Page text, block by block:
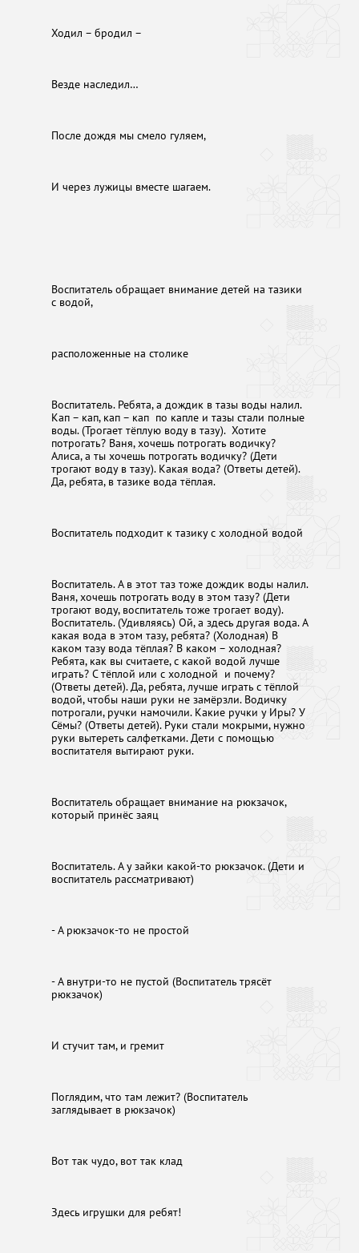
Ходил – бродил –
Везде наследил…
После дождя мы смело гуляем,
И через лужицы вместе шагаем.
Воспитатель обращает внимание детей на тазики
с водой,
расположенные на столике
Воспитатель. Ребята, а дождик в тазы воды налил.
Кап – кап, кап – кап по капле и тазы стали полные
воды. (Трогает тёплую воду в тазу). Хотите
потрогать? Ваня, хочешь потрогать водичку?
Алиса, а ты хочешь потрогать водичку? (Дети
трогают воду в тазу). Какая вода? (Ответы детей).
Да, ребята, в тазике вода тёплая.
Воспитатель подходит к тазику с холодной водой
Воспитатель. А в этот таз тоже дождик воды налил.
Ваня, хочешь потрогать воду в этом тазу? (Дети
трогают воду, воспитатель тоже трогает воду).
Воспитатель. (Удивляясь) Ой, а здесь другая вода. А
какая вода в этом тазу, ребята? (Холодная) В
каком тазу вода тёплая? В каком – холодная?
Ребята, как вы считаете, с какой водой лучше
играть? С тёплой или с холодной и почему?
(Ответы детей). Да, ребята, лучше играть с тёплой
водой, чтобы наши руки не замёрзли. Водичку
потрогали, ручки намочили. Какие ручки у Иры? У
Сёмы? (Ответы детей). Руки стали мокрыми, нужно
руки вытереть салфетками. Дети с помощью
воспитателя вытирают руки.
Воспитатель обращает внимание на рюкзачок,
который принёс заяц
Воспитатель. А у зайки какой-то рюкзачок. (Дети и
воспитатель рассматривают)
- А рюкзачок-то не простой
- А внутри-то не пустой (Воспитатель трясёт
рюкзачок)
И стучит там, и гремит
Поглядим, что там лежит? (Воспитатель
заглядывает в рюкзачок)
Вот так чудо, вот так клад
Здесь игрушки для ребят!